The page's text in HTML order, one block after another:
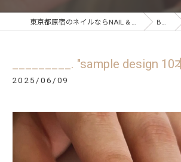
東京都原宿のネイルならNAIL & CARE SALON LUX BLOG
_________. "sample design 10
2025/06/09